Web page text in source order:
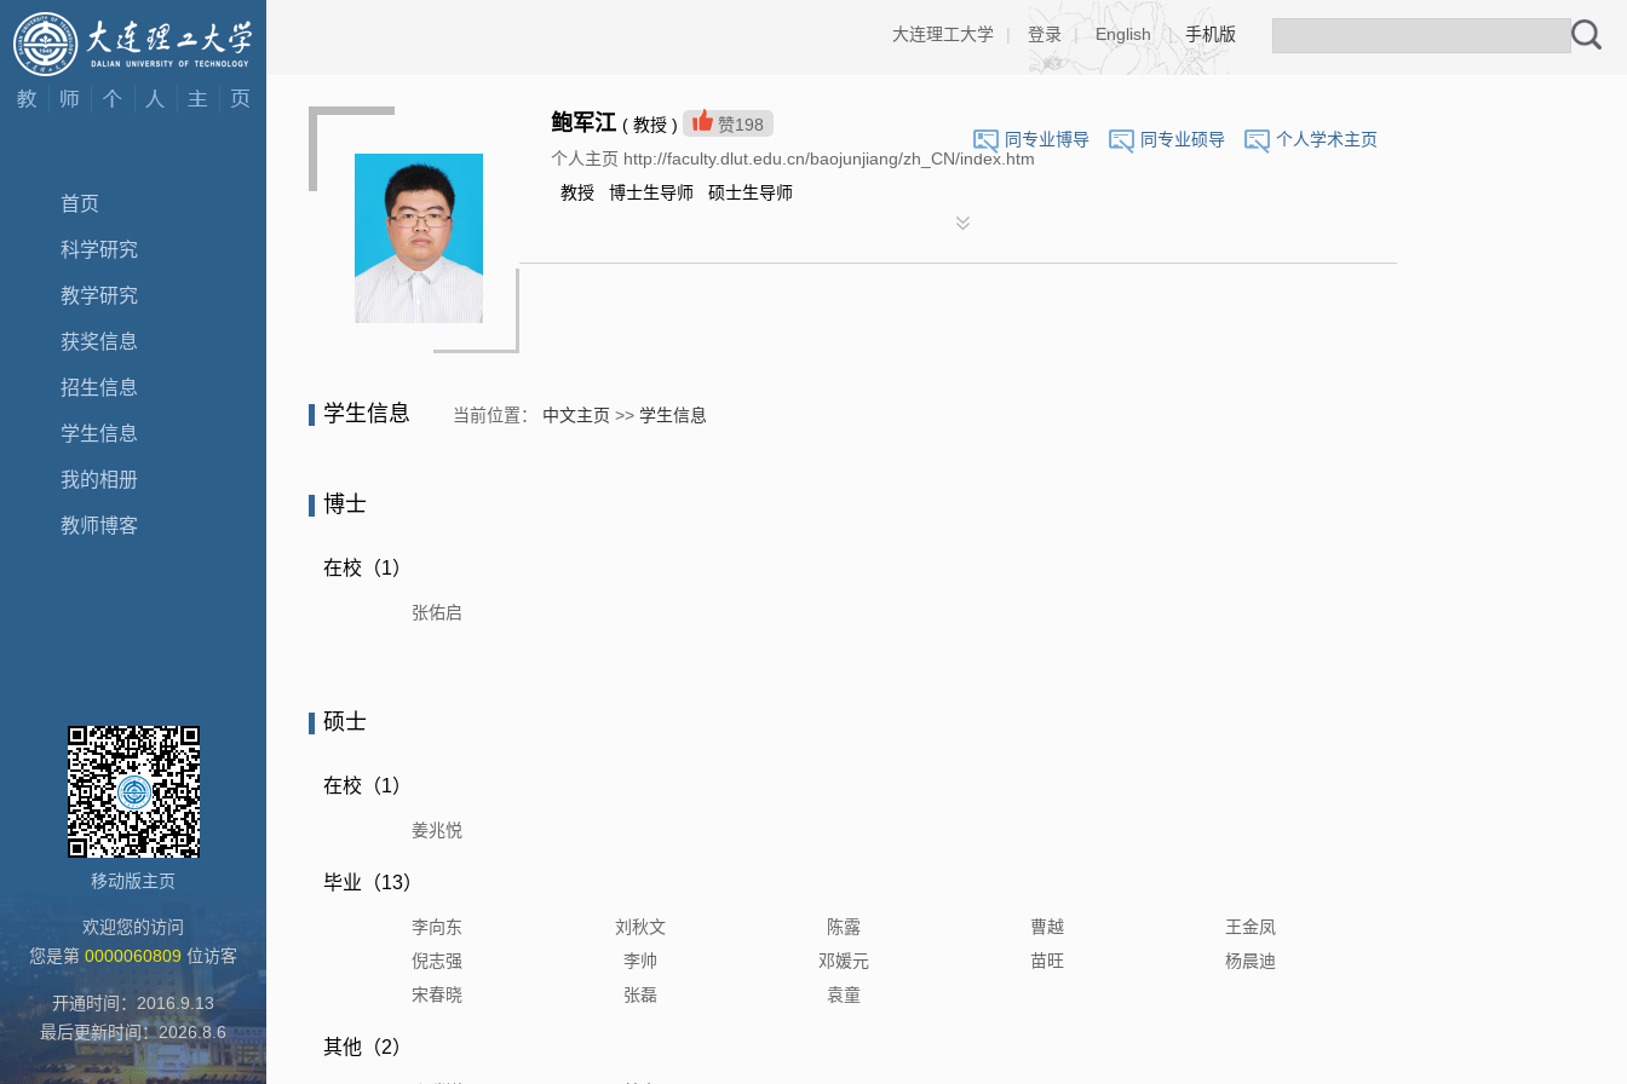
首页
科学研究
教学研究
获奖信息
招生信息
学生信息
我的相册
教师博客
移动版主页
欢迎您的访问
您是第 0000060809 位访客
开通时间： 2016.9.13
最后更新时间：2026.8 .6
大连理工大学 | 登录 | English | 手机版
同专业博导 同专业硕导 个人学术主页
鲍军江 ( 教授 ) 赞198
个人主页 http://faculty.dlut.edu.cn/baojunjiang/zh_CN/index.htm
教授 博士生导师 硕士生导师
学生信息 当前位置： 中文主页 >> 学生信息
博士
在校（1）
张佑启
硕士
在校（1）
姜兆悦
毕业（13）
李向东 刘秋文 陈露 曹越
王金凤
倪志强
李帅 邓媛元 苗旺
杨晨迪
宋春晓
张磊 袁童
其他（2）